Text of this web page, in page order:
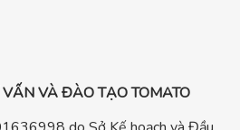
VÀ ĐÀO TẠO TOMATO